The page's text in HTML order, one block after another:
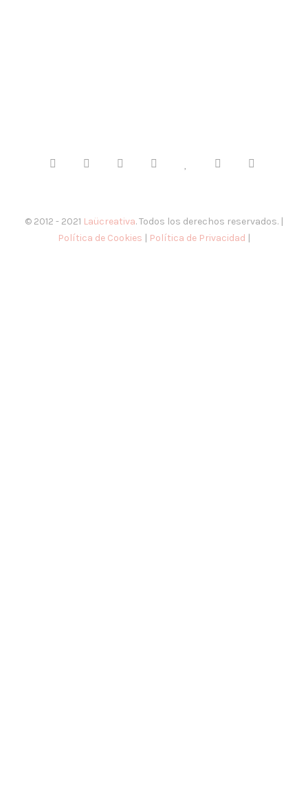
© 2012 - 2021 Laücreativa. Todos los derechos reservados. |
Política de Cookies | Política de Privacidad |